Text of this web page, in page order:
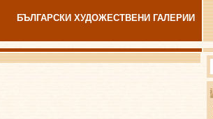
БЪЛГАРСКИ ХУДОЖЕСТВЕНИ ГАЛЕРИИ